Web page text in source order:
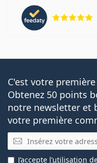
C'est votre
Obtenez 50 points
notre newsletter et
votre première
E-mail
J’accepte l’utilisation